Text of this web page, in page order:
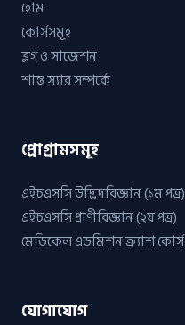
হোম
কোর্সসমূহ
ব্লগ ও সাজেশন
শান্ত স্যার সম্পর্কে
প্রোগ্রামসমূহ
এইচএসসি উদ্ভিদবিজ্ঞান (১ম পত্র)
এইচএসসি প্রাণীবিজ্ঞান (২য় পত্র)
মেডিকেল এডমিশন ক্র্যাশ কোর্স
যোগাযোগ